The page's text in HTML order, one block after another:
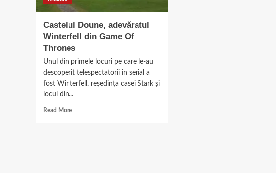
Castelul Doune, adevăratul
Winterfell din Game Of
Thrones
Unul din primele locuri pe care le-au
descoperit telespectatorii în serial a
fost Winterfell, reşedinţa casei Stark şi
locul din...
Read MoreRead